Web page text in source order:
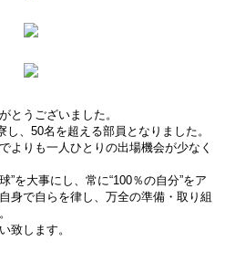
とうございました。
、50名を超える部員となりました。
よりも一人ひとりの出場機会が少なく
”を大事にし、常に“100％の自分”をア
身で自らを律し、万全の準備・取り組
致します。